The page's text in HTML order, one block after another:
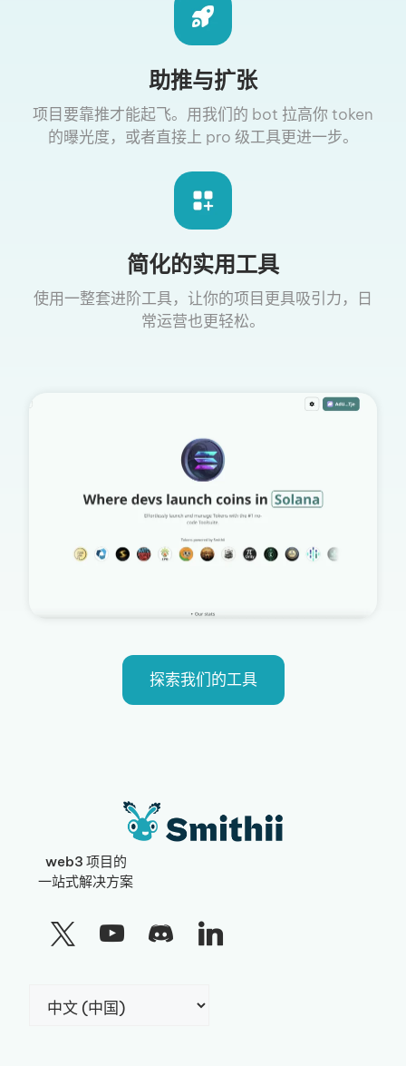
助推与扩张
项目要靠推才能起飞。用我们的 bot 拉高你 token
的曝光度，或者直接上 pro 级工具更进一步。
简化的实用工具
使用一整套进阶工具，让你的项目更具吸引力，日
常运营也更轻松。
探索我们的工具
web3 项目的
一站式解决方案